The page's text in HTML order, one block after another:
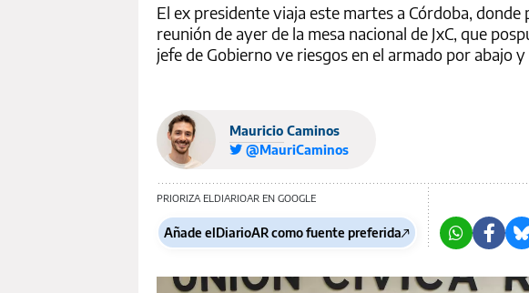
El ex presidente viaja este martes a Córdoba,
reunión de ayer de la mesa nacional de JxC, que
jefe de Gobierno ve riesgos en el armado por abajo
Mauricio Caminos
@MauriCaminos
PRIORIZA ELDIARIOAR EN GOOGLE
Añade elDiarioAR como fuente preferida